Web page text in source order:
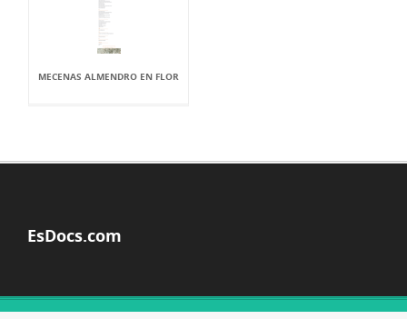
MECENAS ALMENDRO EN FLOR
EsDocs.com